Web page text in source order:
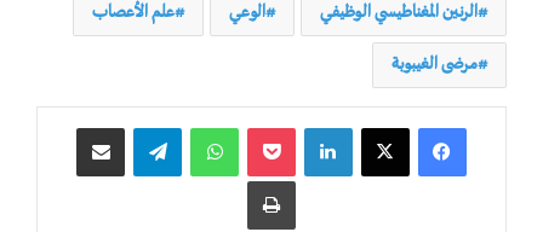
الرنين المغناطيسي الوظيفي الوعي علم الأعصاب
مرضى الغيبوبة
واتساب